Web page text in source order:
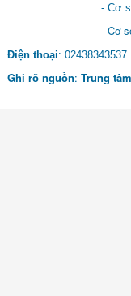
Khu Hành
Số 1 Ngõ 2
Điện thoại:
Ghi rõ nguồn: Trung